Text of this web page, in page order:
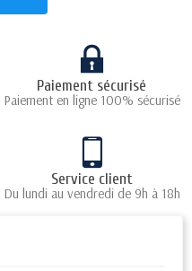
Paiement sécurisé
Paiement en ligne 100% sécurisé
Service client
Du lundi au vendredi de 9h à 18h